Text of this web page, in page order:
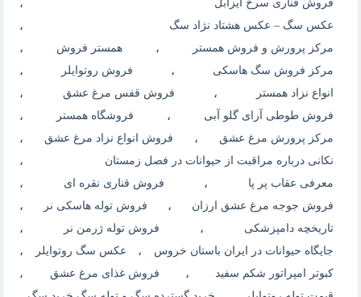
فروش قناری سرخ ایزابل ،
عکس سگ – عکس هشتاد نژاد سگ ،
مرکز پرورش و فروش همستر ، همستر فروش ،
مرکز فروش سگ هاسکی ، فروش روتوایلر ،
انواع نزاد همستر ، فروش قفس مرغ عشق ،
فروش طوطی آرای گلو آبی ، فروشگاه همستر ،
مرکز پرورش مرغ عشق ، فروش انواع نزاد مرغ عشق ،
نکانی درباره مراقبت از حیوانات در فصل زمستان ،
معرفی عقاب پر پا ، فروش قناری نقره ای ،
فروش جوجه مرغ عشق ارزان ، فروش توله هاسکی نر ،
تاریخچه دامپزشکی ، فروش توله ژرمن نر ،
جایگاه حیوانات در ایران باستان خروس ، عکس سگ روتوایلر ،
کبوتر امپراتور شکم سفید ، فروش غذای مرغ عشق ،